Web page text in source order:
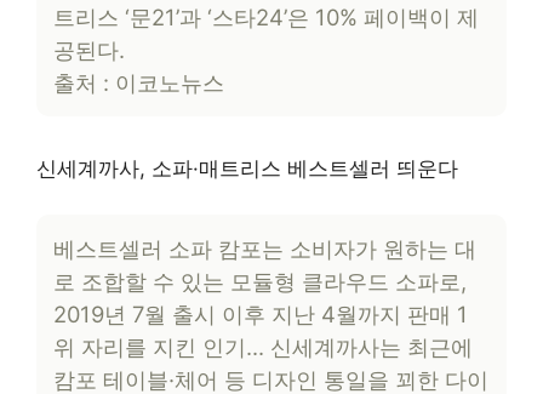
트리스 ‘문21’과 ‘스타24’은 10% 페이백이 제
공된다.
출처 : 이코노뉴스
신세계까사, 소파·매트리스 베스트셀러 띄운다
베스트셀러 소파 캄포는 소비자가 원하는 대
로 조합할 수 있는 모듈형 클라우드 소파로,
2019년 7월 출시 이후 지난 4월까지 판매 1
위 자리를 지킨 인기… 신세계까사는 최근에
캄포 테이블·체어 등 디자인 통일을 꾀한 다이